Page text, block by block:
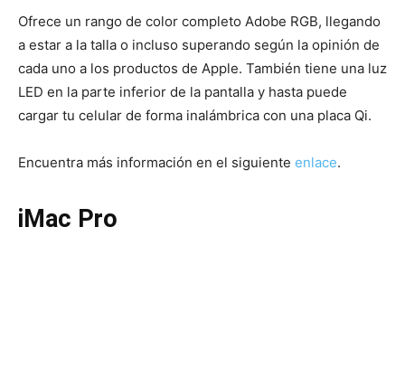
Ofrece un rango de color completo Adobe RGB, llegando
a estar a la talla o incluso superando según la opinión de
cada uno a los productos de Apple. También tiene una luz
LED en la parte inferior de la pantalla y hasta puede
cargar tu celular de forma inalámbrica con una placa Qi.
Encuentra más información en el siguiente enlace.
iMac Pro